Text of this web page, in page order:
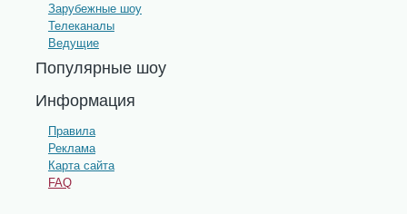
Зарубежные шоу
Телеканалы
Ведущие
Популярные шоу
Информация
Правила
Реклама
Карта сайта
FAQ